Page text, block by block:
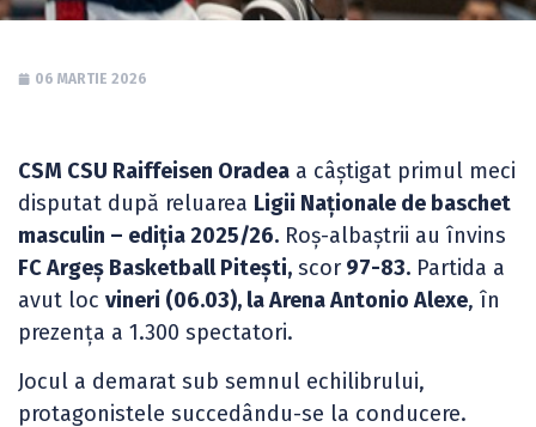
06 MARTIE 2026
CSM CSU Raiffeisen Oradea a câștigat primul meci
disputat după reluarea Ligii Naționale de baschet
masculin – ediția 2025/26. Roș-albaștrii au învins
FC Argeș Basketball Pitești, scor 97-83. Partida a
avut loc vineri (06.03), la Arena Antonio Alexe, în
prezența a 1.300 spectatori.
Jocul a demarat sub semnul echilibrului,
protagonistele succedându-se la conducere.